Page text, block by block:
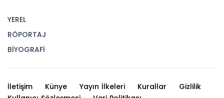
YEREL
RÖPORTAJ
BİYOGRAFİ
İletişim Künye Yayın İlkeleri Kurallar
Gizlilik